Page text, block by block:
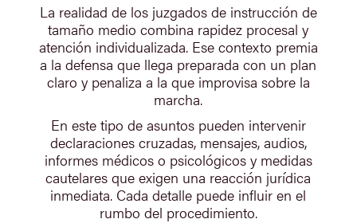
La realidad de los juzgados de instrucción de
tamaño medio combina rapidez procesal y
atención individualizada. Ese contexto premia
a la defensa que llega preparada con un plan
claro y penaliza a la que improvisa sobre la
marcha.
En este tipo de asuntos pueden intervenir
declaraciones cruzadas, mensajes, audios,
informes médicos o psicológicos y medidas
cautelares que exigen una reacción jurídica
inmediata. Cada detalle puede influir en el
rumbo del procedimiento.